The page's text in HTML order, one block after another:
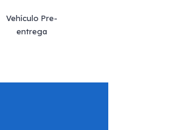
Vehículo Pre-
entrega